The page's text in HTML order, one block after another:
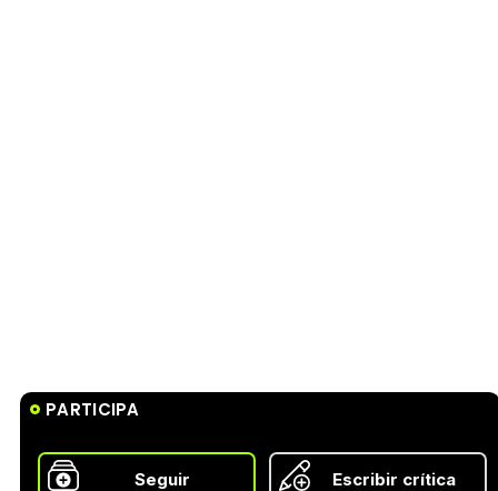
PARTICIPA
Seguir Escribir crítica